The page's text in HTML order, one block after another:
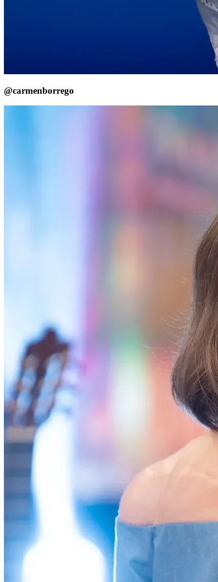
@carmenborrego